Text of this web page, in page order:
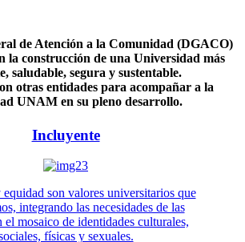
de Atención a la Comunidad (DGACO)
la construcción de una Universidad más
saludable, segura y sustentable.
otras entidades para acompañar a la
UNAM en su pleno desarrollo.
Incluyente
son valores universitarios que
integrando las necesidades de las
el mosaico de identidades culturales,
físicas y sexuales.